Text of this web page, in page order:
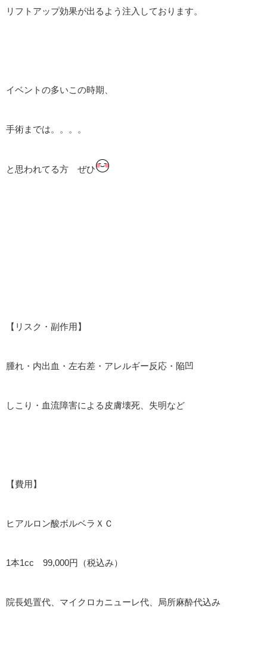
リフトアップ効果が出るよう注入しております。
イベントの多いこの時期、
手術までは。。。。
と思われてる方 ぜひ
【リスク・副作用】
腫れ・内出血・左右差・アレルギー反応・陥凹
しこり・血流障害による皮膚壊死、失明など
【費用】
ヒアルロン酸ボルベラＸＣ
1本1cc 99,000円（税込み）
院長処置代、マイクロカニューレ代、局所麻酔代込み